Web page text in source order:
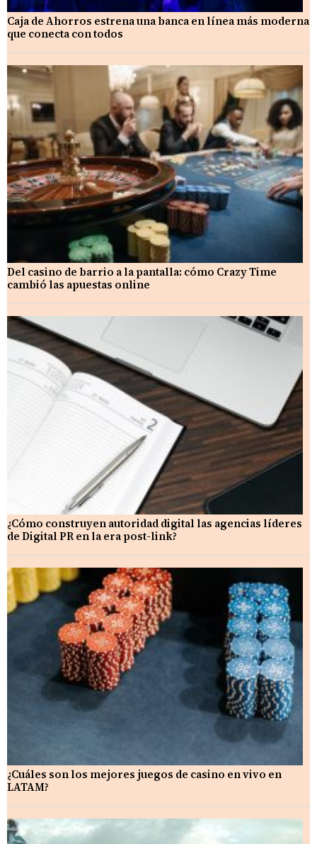
Caja de Ahorros estrena una banca en línea más moderna
que conecta con todos
Del casino de barrio a la pantalla: cómo Crazy Time
cambió las apuestas online
¿Cómo construyen autoridad digital las agencias líderes
de Digital PR en la era post-link?
¿Cuáles son los mejores juegos de casino en vivo en
LATAM?